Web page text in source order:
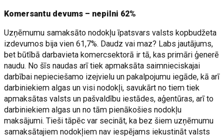
Komersantu devums – nepilni 62%
Uzņēmumu samaksāto nodokļu īpatsvars valsts kopbudžeta
izdevumos bija vien 61,7%. Daudz vai maz? Labs jautājums,
bet būtībā darbavieta komercsektorā ir tā, kas primāri ģenerē
naudu. No šīs naudas arī tiek apmaksāta saimnieciskajai
darbībai nepieciešamo izejvielu un pakalpojumu iegāde, kā arī
darbiniekiem algas un visi nodokļi, savukārt no tiem tiek
apmaksātas valsts un pašvaldību iestādes, aģentūras, arī to
darbiniekiem algas un no tām pienākošies nodokļu
maksājumi. Tieši tāpēc var secināt, ka bez šiem uzņēmumu
samaksātajiem nodokļiem nav iespējams iekustināt valsts